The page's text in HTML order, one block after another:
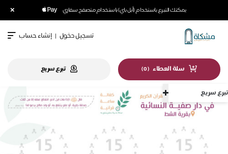
يمكنك التبرع باستخدام (أبل باي) باستخدام متصفح سفاري ×
تبرع سريع
تسجيل دخول | إنشاء حساب
سلة العطاء (
0
) تبرع سريع